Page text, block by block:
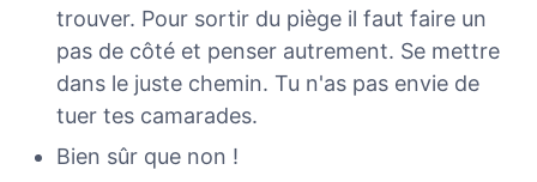
trouver. Pour sortir du piège il faut faire un
pas de côté et penser autrement. Se mettre
dans le juste chemin. Tu n'as pas envie de
tuer tes camarades.
Bien sûr que non !